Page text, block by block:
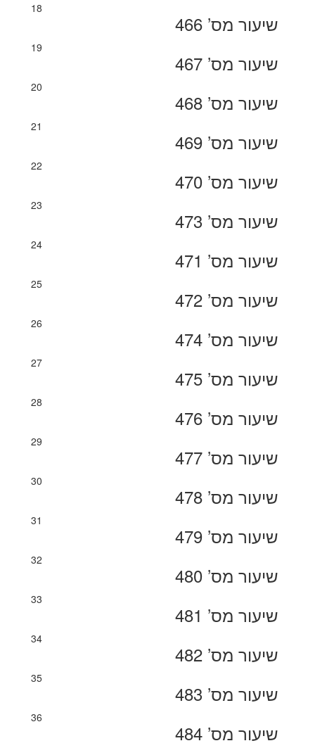
18
שיעור מס’ 466
19
שיעור מס’ 467
20
שיעור מס’ 468
21
שיעור מס’ 469
22
שיעור מס’ 470
23
שיעור מס’ 473
24
שיעור מס’ 471
25
שיעור מס’ 472
26
שיעור מס’ 474
27
שיעור מס’ 475
28
שיעור מס’ 476
29
שיעור מס’ 477
30
שיעור מס’ 478
31
שיעור מס’ 479
32
שיעור מס’ 480
33
שיעור מס’ 481
34
שיעור מס’ 482
35
שיעור מס’ 483
36
שיעור מס’ 484